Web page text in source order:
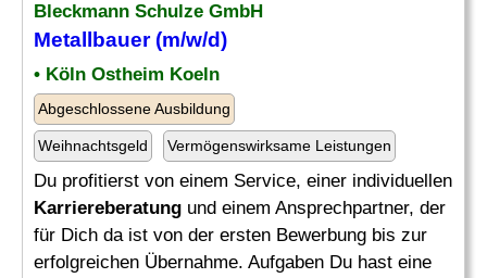
Bleckmann Schulze GmbH
Metallbauer (m/w/d)
• Köln Ostheim Koeln
Abgeschlossene Ausbildung
Weihnachtsgeld Vermögenswirksame Leistungen
Du profitierst von einem Service, einer individuellen
Karriereberatung und einem Ansprechpartner, der
für Dich da ist von der ersten Bewerbung bis zur
erfolgreichen Übernahme. Aufgaben Du hast eine